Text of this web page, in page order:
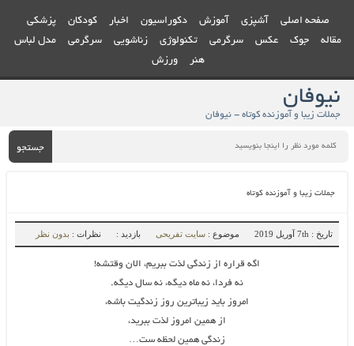
صفحه اصلی آشپزی آموزش دکوراسیون اخبار کودکان
پزشکی
مقاله
جوک عکس سرگرمی تکنولوژی زناشویی سرگرمی
مدل لباس
هنر
ورزش
نیوفان
جملات زیبا و آموزنده کوتاه - نیوفان
جستجو
جملات زیبا و آموزنده کوتاه
تاریخ : 7th آوریل 2019 موضوع : سایت تفریحی بازدید : نظرات : بدون نظر
اگه قراره از زندگی لذت ببریم، الان وقتشه!
نه فردا، نه ماه دیگه، نه سال دیگه.
امروز باید زیباترین روز زندگیت باشه،
از همین امروز لذت ببرید،
زندگی همین لحظه ست…